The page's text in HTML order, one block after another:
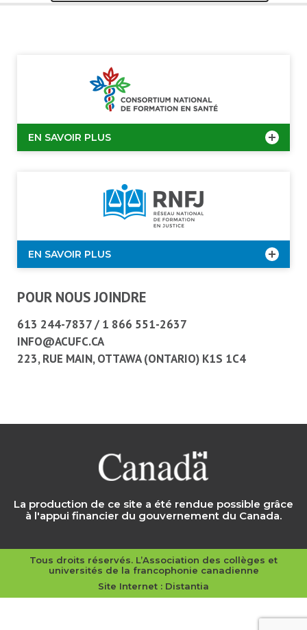
EN SAVOIR PLUS
EN SAVOIR PLUS
POUR NOUS JOINDRE
613 244-7837/1 866 551-2637
INFO@ACUFC.CA
223, RUE MAIN, OTTAWA (ONTARIO) K1S 1C4
La production de ce site a été rendue possible grâce
à l'appui financier du gouvernement du Canada.
Tous droits réservés. L’Association des collèges et
universités de la francophonie canadienne
Site Internet : Distantia